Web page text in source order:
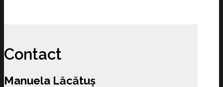
Contact
Manuela Lăcătuș